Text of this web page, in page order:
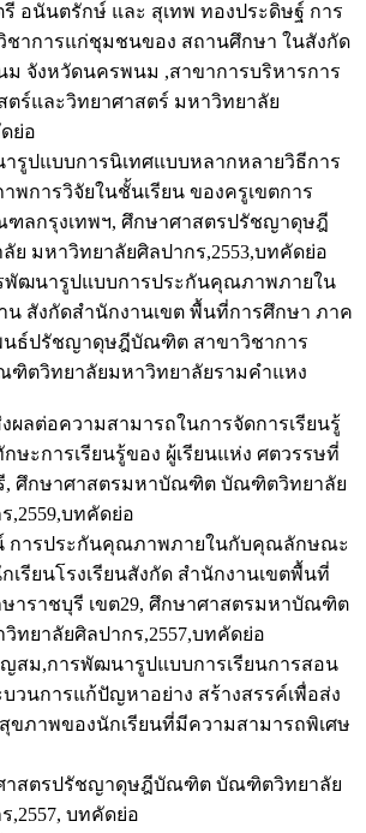
อนันตรักษ์ และ สุเทพ ทองประดิษฐ์ การ
ชาการแก่ชุมชนของ สถานศึกษา ในสังกัด
ม จังหวัดนครพนม ,สาขาการบริหารการ
ร์และวิทยาศาสตร์ มหาวิทยาลัย
ย่อ
รูปแบบการนิเทศแบบหลากหลายวิธีการ
พการวิจัยในชั้นเรียน ของครูเขตการ
ลกรุงเทพฯ, ศึกษาศาสตรปรัชญาดุษฎี
มหาวิทยาลัยศิลปากร,2553,บทคัดย่อ
พัฒนารูปแบบการประกันคุณภาพภายใน
สังกัดสำนักงานเขต พื้นที่การศึกษา ภาค
นธ์ปรัชญาดุษฎีบัณฑิต สาขาวิชาการ
ฑิตวิทยาลัยมหาวิทยาลัยรามคำแหง
ผลต่อความสามารถในการจัดการเรียนรู้
ษะการเรียนรู้ของ ผู้เรียนแห่ง ศตวรรษที่
, ศึกษาศาสตรมหาบัณฑิต บัณฑิตวิทยาลัย
,2559,บทคัดย่อ
การประกันคุณภาพภายในกับคุณลักษณะ
เรียนโรงเรียนสังกัด สำนักงานเขตพื้นที่
าราชบุรี เขต29, ศึกษาศาสตรมหาบัณฑิต
ทยาลัยศิลปากร,2557,บทคัดย่อ
สม,การพัฒนารูปแบบการเรียนการสอน
วนการแก้ปัญหาอย่าง สร้างสรรค์เพื่อส่ง
ขภาพของนักเรียนที่มีความสามารถพิเศษ
าสตรปรัชญาดุษฎีบัณฑิต บัณฑิตวิทยาลัย
,2557, บทคัดย่อ